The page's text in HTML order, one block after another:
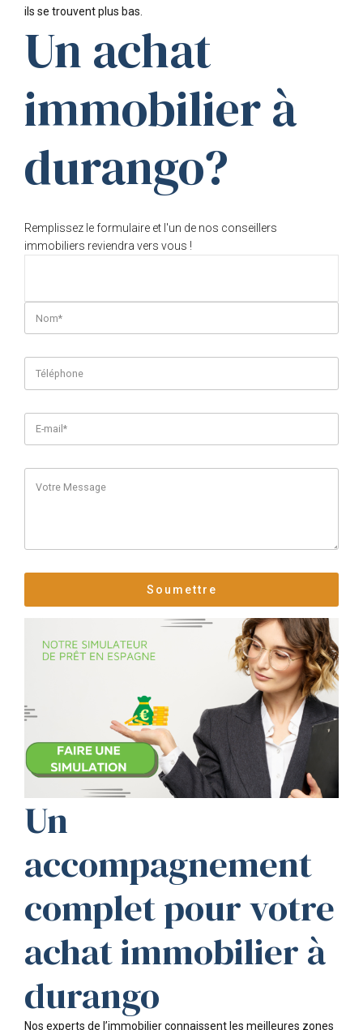
ils se trouvent plus bas.
Un achat
immobilier à
durango?
Remplissez le formulaire et l'un de nos conseillers
immobiliers reviendra vers vous !
Un
accompagnement
complet pour votre
achat immobilier à
durango
Nos experts de l’immobilier connaissent les meilleures zones